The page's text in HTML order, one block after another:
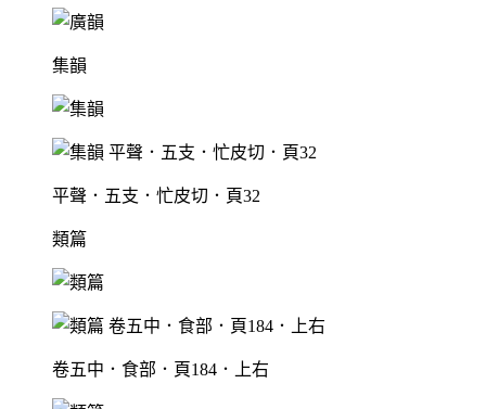
集韻
平聲．五支．忙皮切．頁32
類篇
卷五中．食部．頁184．上右